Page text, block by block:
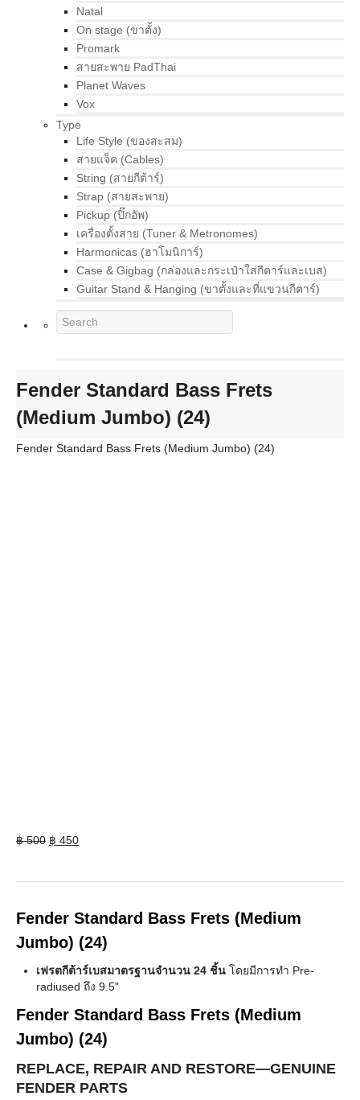
Natal
On stage (ขาตั้ง)
Promark
สายสะพาย PadThai
Planet Waves
Vox
Type
Life Style (ของสะสม)
สายแจ็ค (Cables)
String (สายกีต้าร์)
Strap (สายสะพาย)
Pickup (ปิ๊กอัพ)
เครื่องตั้งสาย (Tuner & Metronomes)
Harmonicas (ฮาโมนิการ์)
Case & Gigbag (กล่องและกระเป๋าใส่กีตาร์และเบส)
Guitar Stand & Hanging (ขาตั้งและที่แขวนกีตาร์)
Fender Standard Bass Frets
(Medium Jumbo) (24)
Fender Standard Bass Frets (Medium Jumbo) (24)
฿500 Original
฿ 450Current
Fender Standard Bass Frets (Medium
Jumbo) (24)
เฟรตกีต้าร์เบสมาตรฐานจำนวน 24 ชิ้น โดยมีการทำ Pre-
radiused ถึง 9.5"
Fender Standard Bass Frets (Medium
Jumbo) (24)
REPLACE, REPAIR AND RESTORE—GENUINE
FENDER PARTS